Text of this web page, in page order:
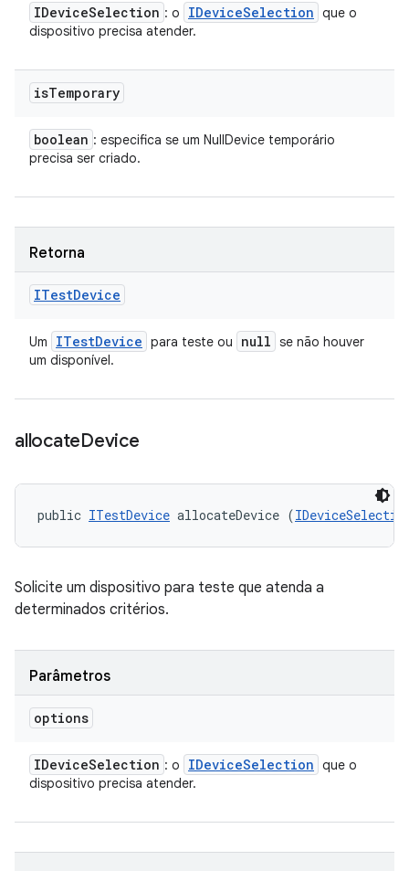
IDeviceSelection : o IDeviceSelection que o
dispositivo precisa atender.
isTemporary
boolean : especifica se um NullDevice temporário
precisa ser criado.
Retorna
ITestDevice
Um ITestDevice para teste ou null se não houver
um disponível.
allocateDevice
public ITestDevice allocateDevice (
Solicite um dispositivo para teste que atenda a
determinados critérios.
Parâmetros
options
IDeviceSelection : o IDeviceSelection que o
dispositivo precisa atender.